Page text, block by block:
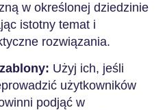
w określonej dziedzinie
istotny temat i
rozwiązania.
Użyj ich, jeśli
użytkowników
podjąć w